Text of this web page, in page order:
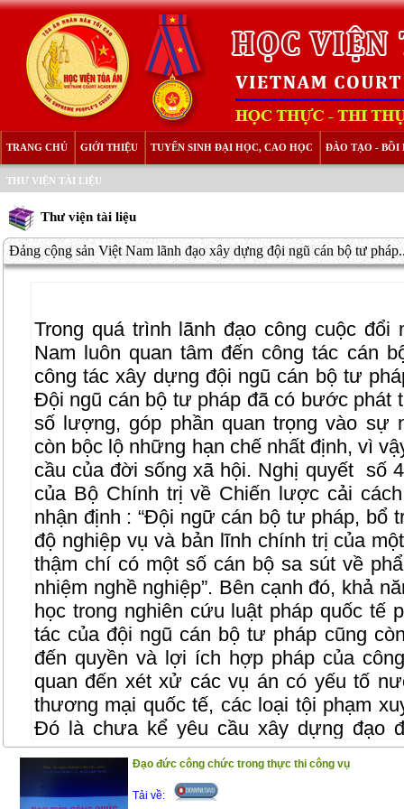
TRANG CHỦ GIỚI THIỆU TUYỂN SINH ĐẠI HỌC, CAO HỌC ĐÀO TẠO - BỒI
THƯ VIỆN TÀI LIỆU
Thư viện tài liệu
Đảng cộng sản Việt Nam lãnh đạo xây dựng đội ngũ cán bộ tư
Trong quá trình lãnh đạo công cuộc
Nam luôn quan tâm đến công tác cán
công tác xây dựng đội ngũ cán bộ tư
Đội ngũ cán bộ tư pháp đã có bước phát
số lượng, góp phần quan trọng vào sự
còn bộc lộ những hạn chế nhất định, vì
cầu của đời sống xã hội. Nghị quyết số
của Bộ Chính trị về Chiến lược cải
nhận định : “Đội ngữ cán bộ tư pháp, bổ
độ nghiệp vụ và bản lĩnh chính trị của
thậm chí có một số cán bộ sa sút về
nhiệm nghề nghiệp”. Bên cạnh đó, khả
học trong nghiên cứu luật pháp quốc tế
tác của đội ngũ cán bộ tư pháp cũng
đến quyền và lợi ích hợp pháp của
quan đến xét xử các vụ án có yếu tố
thương mại quốc tế, các loại tội phạm
Đó là chưa kể yêu cầu xây dựng đạo
cũng rất đặc thù, ảnh hưởng rất lớn
quyền. Công cuộc đổi mới càng đi vào
được một số đội ngũ cán bộ tư pháp có
Đạo đức công chức trong thực thi công vụ
Tải về: